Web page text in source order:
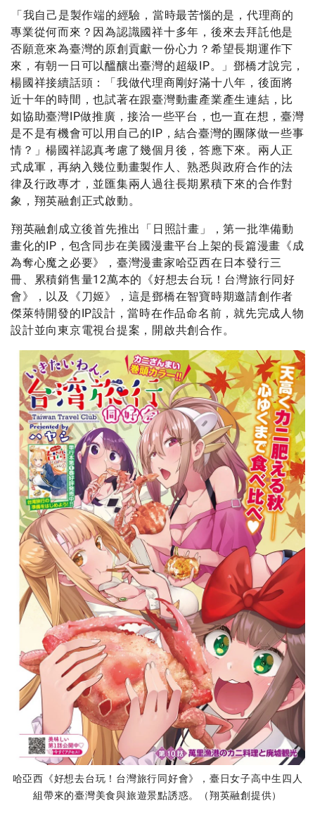
「我自己是製作端的經驗，當時最苦惱的是，代理商的
專業從何而來？因為認識國祥十多年，後來去拜託他是
否願意來為臺灣的原創貢獻一份心力？希望長期運作下
來，有朝一日可以醞釀出臺灣的超級IP。」鄧橋才說完，
楊國祥接續話頭：「我做代理商剛好滿十八年，後面將
近十年的時間，也試著在跟臺灣動畫產業產生連結，比
如協助臺灣IP做推廣，接洽一些平台，也一直在想，臺灣
是不是有機會可以用自己的IP，結合臺灣的團隊做一些事
情？」楊國祥認真考慮了幾個月後，答應下來。兩人正
式成軍，再納入幾位動畫製作人、熟悉與政府合作的法
律及行政專才，並匯集兩人過往長期累積下來的合作對
象，翔英融創正式啟動。
翔英融創成立後首先推出「日照計畫」，第一批準備動
畫化的IP，包含同步在美國漫畫平台上架的長篇漫畫《成
為奪心魔之必要》，臺灣漫畫家哈亞西在日本發行三
冊、累積銷售量12萬本的《好想去台玩！台灣旅行同好
會》，以及《刀姬》，這是鄧橋在智寶時期邀請創作者
傑萊特開發的IP設計，當時在作品命名前，就先完成人物
設計並向東京電視台提案，開啟共創合作。
哈亞西《好想去台玩！台灣旅行同好會》，臺日女子高中生四人
組帶來的臺灣美食與旅遊景點誘惑。（翔英融創提供）